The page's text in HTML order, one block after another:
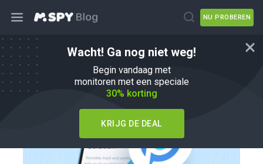
NU PROBEREN
Wacht! Ga nog niet weg!
Begin vandaag met
monitoren met een speciale
30% korting
KRIJG DE DEAL
mSpy Alternatieven